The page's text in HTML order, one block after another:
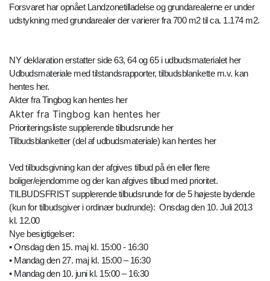
Forsvaret har opnået Landzonetilladelse og grundarealerne er under
udstykning med grundarealer der varierer fra 700 m2 til ca. 1.174 m2.
NY deklaration erstatter side 63, 64 og 65 i udbudsmaterialet her
Udbudsmateriale med tilstandsrapporter, tilbudsblankette m.v. kan
hentes her.
Akter fra Tingbog kan hentes her
Akter fra Tingbog kan hentes her
Prioriteringsliste supplerende tilbudsrunde her
Tilbudsblanketter (del af udbudsmateriale) kan hentes her
Ved tilbudsgivning kan der afgives tilbud på én eller flere
boliger/ejendomme og der kan afgives tilbud med prioritet.
TILBUDSFRIST supplerende tilbudsrunde for de 5 højeste bydende
(kun for tilbudsgiver i ordinær budrunde): Onsdag den 10. Juli 2013
kl. 12.00
Nye besigtigelser:
• Onsdag den 15. maj kl. 15:00 - 16:30
• Mandag den 27. maj kl. 15:00 – 16:30
• Mandag den 10. juni kl. 15:00 – 16:30